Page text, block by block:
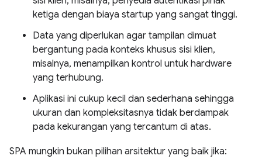
ketiga dengan biaya startup yang sangat tinggi.
Data yang diperlukan agar tampilan dimuat
bergantung pada konteks khusus sisi klien,
misalnya, menampilkan kontrol untuk hardware
yang terhubung.
Aplikasi ini cukup kecil dan sederhana sehingga
ukuran dan kompleksitasnya tidak berdampak
pada kekurangan yang tercantum di atas.
SPA mungkin bukan pilihan arsitektur yang baik jika: